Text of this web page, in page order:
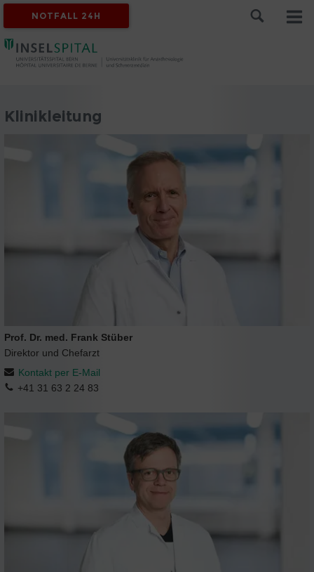
NOTFALL 24H
Klinikleitung
Prof. Dr. med. Frank Stüber
Direktor und Chefarzt
Kontakt per E-Mail
+41 31 63 2 24 83